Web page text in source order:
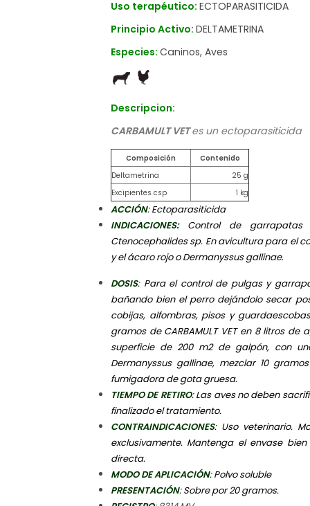
Uso terapéutico: ECTOPARASITICIDA
Principio Activo: DELTAMETRINA
Especies: Caninos, Aves
Descripcion:
CARBAMULT VETes un ectoparasiticida
Composición
Contenido
Deltametrina
25 g
Excipientes csp
1 kg
ACCIÓN: Ectoparasiticida
INDICACIONES: Control de
Ctenocephalides sp. En avicultura para el
y el ácaro rojo o Dermanyssus gallinae.
DOSIS: Para el control de pulgas y
bañando bien el perro dejándolo secar
cobijas, alfombras, pisos y
gramos de CARBAMULT VET en 8 litros
superficie de 200 m2 de galpón, con
Dermanyssus gallinae, mezclar 10
fumigadora de gota gruesa.
TIEMPO DE RETIRO: Las aves no deben
finalizado el tratamiento.
CONTRAINDICACIONES: Uso veterinario.
exclusivamente. Mantenga el envase
directa.
MODO DE APLICACIÓN: Polvo soluble
PRESENTACIÓN: Sobre por 20 gramos.